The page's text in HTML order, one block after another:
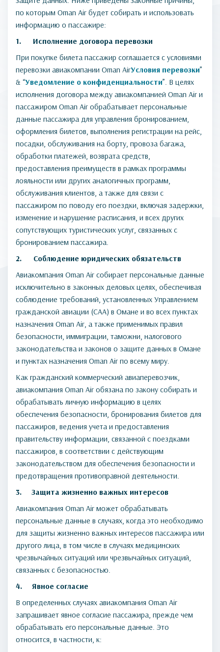
по которым Oman Air будет собирать и использовать
информацию о пассажире:
1. Исполнение договора перевозки
При покупке билета пассажир соглашается с условиями
перевозки авиакомпании Oman AirУсловия перевозки”
& “Уведомление о конфиденциальности”. В целях
исполнения договора между авиакомпанией Oman Air и
пассажиром Oman Air обрабатывает персональные
данные пассажира для управления бронированием,
оформления билетов, выполнения регистрации на рейс,
посадки, обслуживания на борту, провоза багажа,
обработки платежей, возврата средств,
предоставления преимуществ в рамках программы
лояльности или других аналогичных программ,
обслуживания клиентов, а также для связи с
пассажиром по поводу его поездки, включая задержки,
изменение и нарушение расписания, и всех других
сопутствующих туристических услуг, связанных с
бронированием пассажира.
2. Соблюдение юридических обязательств
Авиакомпания Oman Air собирает персональные данные
исключительно в законных деловых целях, обеспечивая
соблюдение требований, установленных Управлением
гражданской авиации (CAA) в Омане и во всех пунктах
назначения Oman Air, а также применимых правил
безопасности, иммиграции, таможни, налогового
законодательства и законов о защите данных в Омане
и пунктах назначения Oman Air по всему миру.
Как гражданский коммерческий авиаперевозчик,
авиакомпания Oman Air обязана по закону собирать и
обрабатывать личную информацию в целях
обеспечения безопасности, бронирования билетов для
пассажиров, ведения учета и предоставления
правительству информации, связанной с поездками
пассажиров, в соответствии с действующим
законодательством для обеспечения безопасности и
предотвращения противоправной деятельности.
3. Защита жизненно важных интересов
Авиакомпания Oman Air может обрабатывать
персональные данные в случаях, когда это необходимо
для защиты жизненно важных интересов пассажира или
другого лица, в том числе в случаях медицинских
чрезвычайных ситуаций или чрезвычайных ситуаций,
связанных с безопасностью.
4. Явное согласие
В определенных случаях авиакомпания Oman Air
запрашивает явное согласие пассажира, прежде чем
обрабатывать его персональные данные. Это
относится, в частности, к: